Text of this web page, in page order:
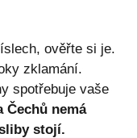
ověřte si je.
zklamání.
spotřebuje vaše
Čechů nemá
stojí.